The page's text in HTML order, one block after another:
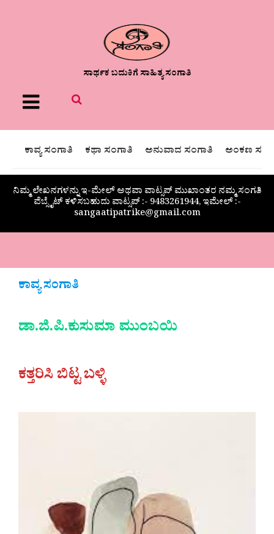
ಸಾರ್ಥಕ ಬದುಕಿಗೆ ಸಾಹಿತ್ಯ ಸಂಗಾತಿ
Menu
ಕಾವ್ಯ ಸಂಗಾತಿ ಕಥಾ ಸಂಗಾತಿ ಅನುವಾದ ಸಂಗಾತಿ ಅಂಕಣ
ನಿಮ್ಮ ಲೇಖನಗಳನ್ನು ಇ-ಮೇಲ್ ಅಥವಾ ವಾಟ್ಸಪ್ ಮುಖಾಂತರ ನಮ್ಮ ಸಂಗತಿ
ವೆಬ್ಸೈಟ್ ಕಳಿಸಬಹುದು ವಾಟ್ಸಪ್‌ :- 9483261944, ಇಮೇಲ್ :-
sangaatipatrike@gmail.com
ಕಾವ್ಯ ಸಂಗಾತಿ
ಡಾ.ಜಿ.ಪಿ.ಕುಸುಮಾ ಮುಂಬಯಿ
ಕತ್ತರಿಸಿ ಬಿಟ್ಟ ಬಳ್ಳಿ